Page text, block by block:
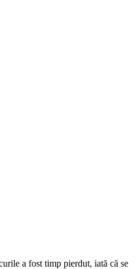
a fost timp pierdut, iată că se